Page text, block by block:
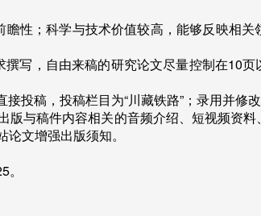
性；科学与技术价值较高，能够反映相
写，自由来稿的研究论文尽量控制在10页
接投稿，投稿栏目为“川藏铁路”；录用并修
版与稿件内容相关的音频介绍、短视频资料、
文增强出版须知。
。